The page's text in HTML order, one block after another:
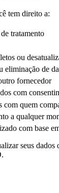
tem direito a:
tratamento
ou
de
fornecedor
com
com quem
a qualquer
com base
seus